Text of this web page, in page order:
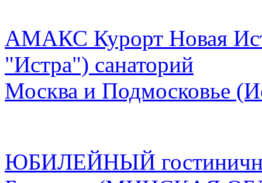
АМАКС Курорт Новая
"Истра") санаторий
Москва и Подмосковье
ЮБИЛЕЙНЫЙ